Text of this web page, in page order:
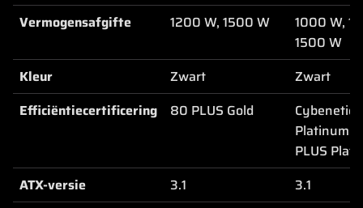
Vermogensafgifte
1200 W, 1500 W
1000 W,
1500 W
Kleur
Zwart
Zwart
Efficiëntiecertificering
80 PLUS Gold
Cybenetics
Platinum
PLUS
ATX-versie
3.1
3.1